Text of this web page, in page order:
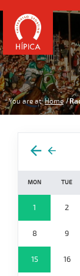
You are at: Home
MON TUE
1 2
8 9
15 16